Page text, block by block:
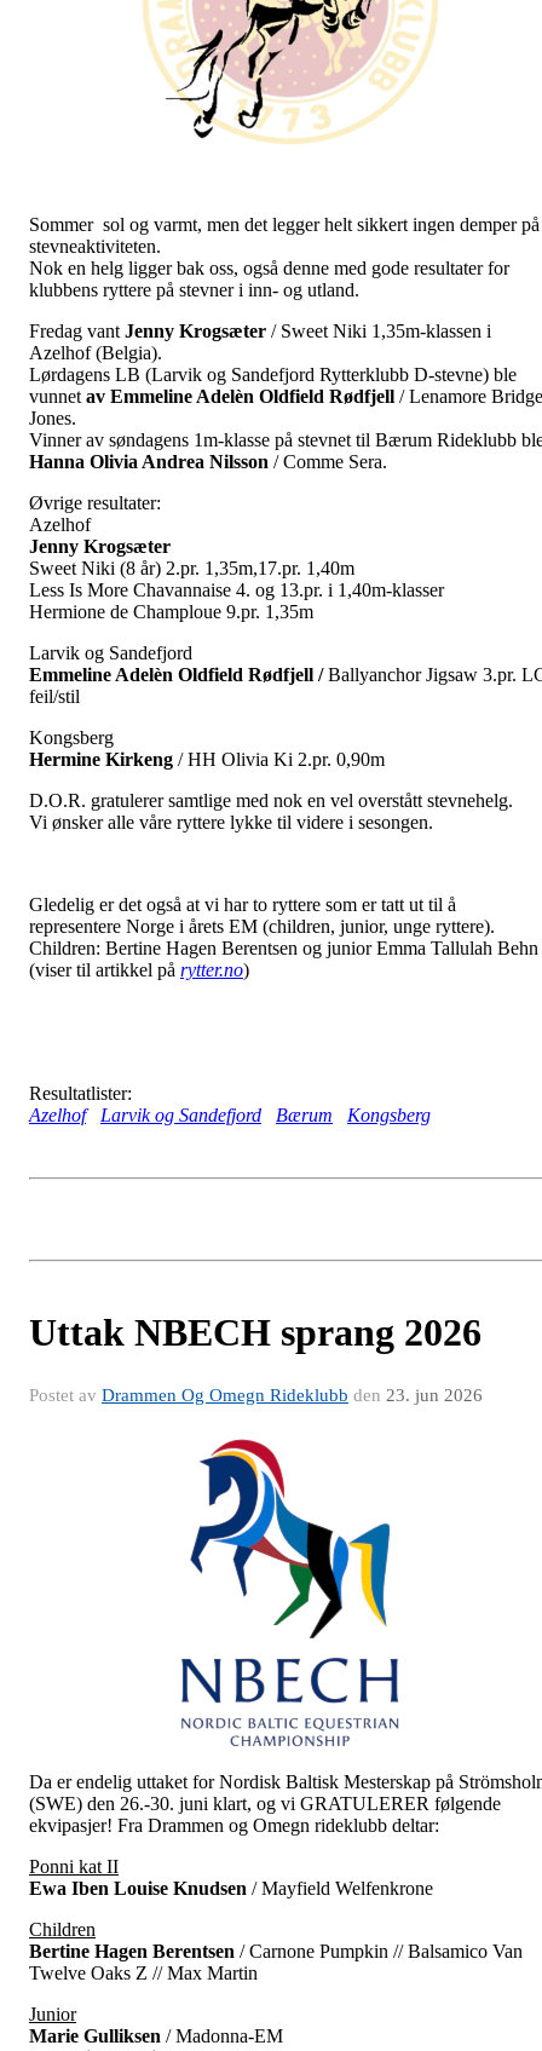
Sommer sol og varmt, men det legger helt sikkert ingen demper på
stevneaktiviteten.
Nok en helg ligger bak oss, også denne med gode resultater for
klubbens ryttere på stevner i inn- og utland.
Fredag vant Jenny Krogsæter / Sweet Niki 1,35m-klassen i
Azelhof (Belgia).
Lørdagens LB (Larvik og Sandefjord Rytterklubb D-stevne) ble
vunnet av Emmeline Adelèn Oldfield Rødfjell / Lenamore
Jones.
Vinner av søndagens 1m-klasse på stevnet til Bærum Rideklubb
Hanna Olivia Andrea Nilsson / Comme Sera.
Øvrige resultater:
Azelhof
Jenny Krogsæter
Sweet Niki (8 år) 2.pr. 1,35m,17.pr. 1,40m
Less Is More Chavannaise 4. og 13.pr. i 1,40m-klasser
Hermione de Champloue 9.pr. 1,35m
Larvik og Sandefjord
Emmeline Adelèn Oldfield Rødfjell /Ballyanchor Jigsaw 3.pr.
feil/stil
Kongsberg
Hermine Kirkeng / HH Olivia Ki 2.pr. 0,90m
D.O.R. gratulerer samtlige med nok en vel overstått stevnehelg.
Vi ønsker alle våre ryttere lykke til videre i sesongen.
Gledelig er det også at vi har to ryttere som er tatt ut til å
representere Norge i årets EM (children, junior, unge ryttere).
Children: Bertine Hagen Berentsen og junior Emma Tallulah Behn
(viser til artikkel på rytter.no)
Resultatlister:
Azelhof
Larvik og Sandefjord Bærum Kongsberg
Uttak NBECH sprang 2026
Postet av Drammen Og Omegn Rideklubb den 23. jun 2026
Da er endelig uttaket for Nordisk Baltisk Mesterskap på
(SWE) den 26.-30. juni klart, og vi GRATULERER følgende
ekvipasjer! Fra Drammen og Omegn rideklubb deltar:
Ponni kat II
Ewa Iben Louise Knudsen / Mayfield Welfenkrone
Children
Bertine Hagen Berentsen / Carnone Pumpkin // Balsamico Van
Twelve Oaks Z // Max Martin
Junior
Marie Gulliksen / Madonna-EM